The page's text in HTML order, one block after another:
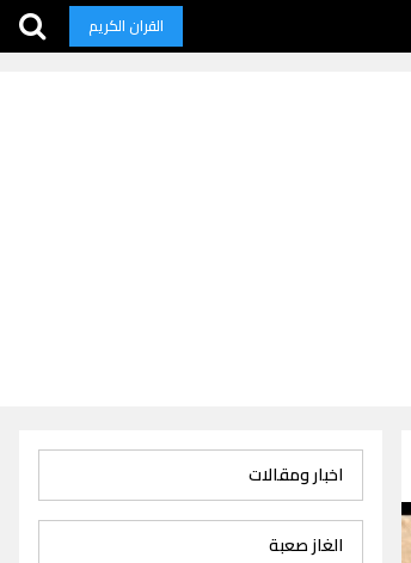
القران الكريم
اخبار ومقالات
الغاز صعبة